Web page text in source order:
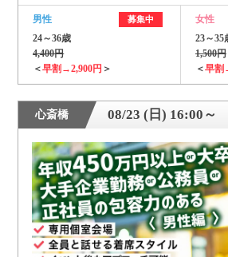
男性 募集中
24～36歳
4,400円
＜早割→2,900円 ＞
女性
23～35
1,500円
＜早割
心斎橋 08/23 (日) 16:00～